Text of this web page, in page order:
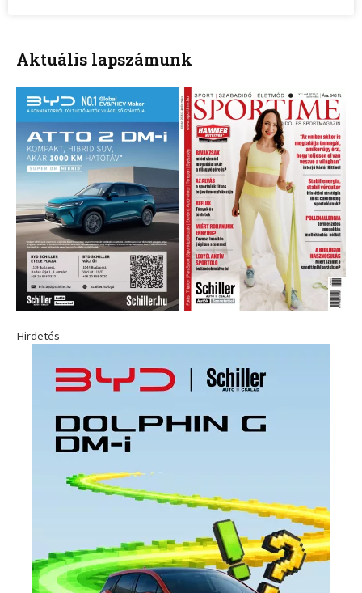
Aktuális lapszámunk
Hirdetés